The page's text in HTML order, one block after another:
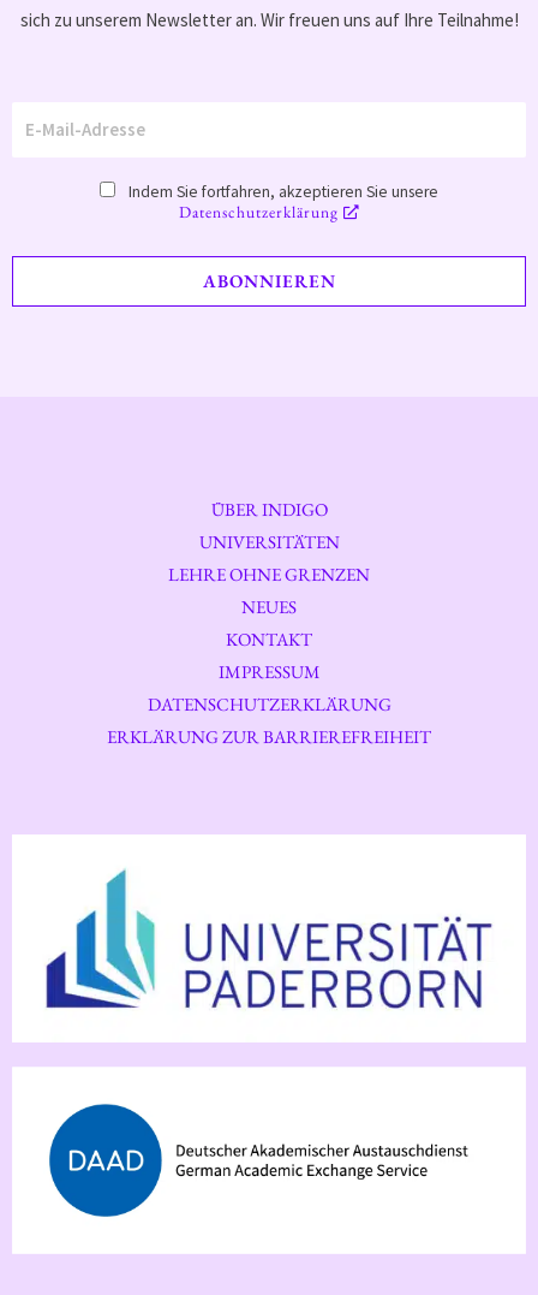
sich zu unserem Newsletter an. Wir freuen uns auf Ihre Teilnahme!
Indem Sie fortfahren, akzeptieren Sie unsere
Datenschutzerklärung
ÜBER INDIGO
UNIVERSITÄTEN
LEHRE OHNE GRENZEN
NEUES
KONTAKT
IMPRESSUM
DATENSCHUTZERKLÄRUNG
ERKLÄRUNG ZUR BARRIEREFREIHEIT